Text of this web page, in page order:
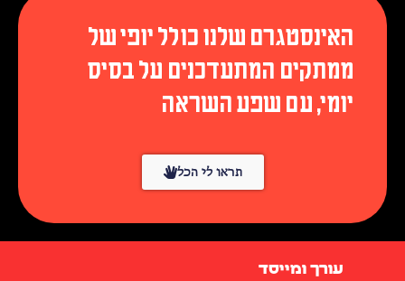
האינסטגרם שלנו כולל יופי של
ממתקים המתעדכנים על בסיס
יומי, עם שפע השראה
תראו לי הכל
עורך ומייסד